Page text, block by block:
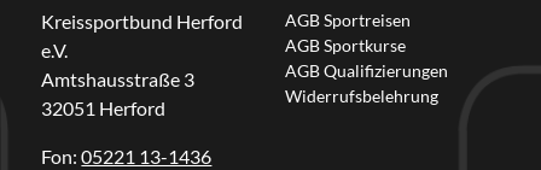
Kreissportbund Herford
e.V.
Amtshausstraße 3
32051 Herford
Fon:05221 13-1436
AGB Sportreisen
AGB Sportkurse
AGB Qualifizierungen
Widerrufsbelehrung